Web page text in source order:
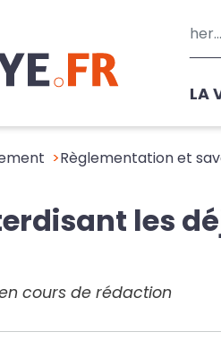
LA
Règlementation et
les
cours de rédaction